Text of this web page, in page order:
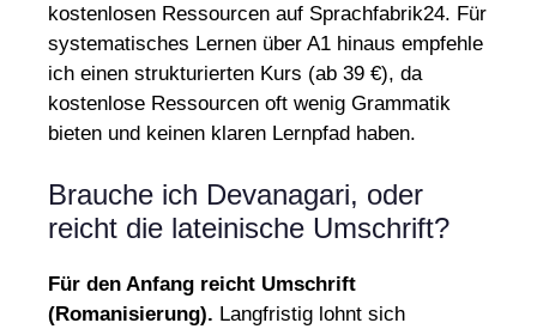
kostenlosen Ressourcen auf Sprachfabrik24. Für
systematisches Lernen über A1 hinaus empfehle
ich einen strukturierten Kurs (ab 39 €), da
kostenlose Ressourcen oft wenig Grammatik
bieten und keinen klaren Lernpfad haben.
Brauche ich Devanagari, oder
reicht die lateinische Umschrift?
Für den Anfang reicht Umschrift
(Romanisierung). Langfristig lohnt sich